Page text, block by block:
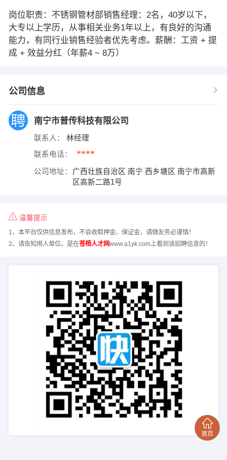
岗位职责：不锈钢管材部销售经理：2名，40岁以下，
大专以上学历，从事相关业务1年以上，有良好的沟通
能力，有同行业销售经验者优先考虑。薪酬：工资 + 提
成 + 效益分红（年薪4 ~ 8万）
公司信息
南宁市普传科技有限公司
联系人： 林经理
联系电话： ****
公司地址：
广西壮族自治区 南宁 西乡塘区 南宁市高新
区高新二路1号
温馨提示
1、本平台仅供信息发布，不会收取押金、保证金，请微友务必谨慎！
2、请告知用人单位，是在苍梧人才网www.a1yk.com上看到该招聘信息的！